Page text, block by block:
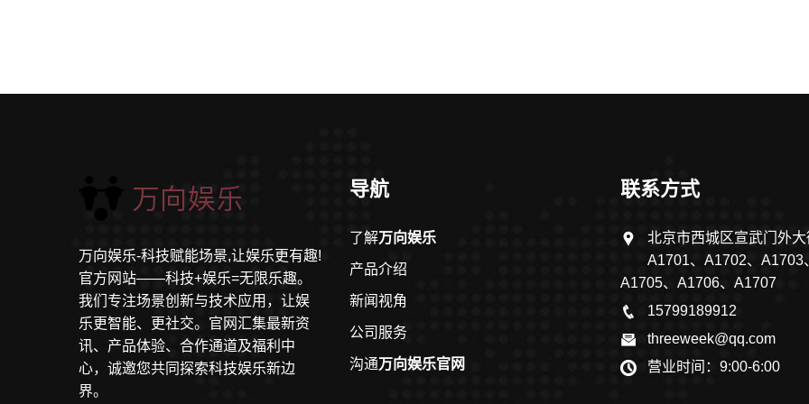
万向娱乐-科技赋能场景,让娱乐更有趣!
官方网站——科技+娱乐=无限乐趣。
我们专注场景创新与技术应用，让娱
乐更智能、更社交。官网汇集最新资
讯、产品体验、合作通道及福利中
心，诚邀您共同探索科技娱乐新边
界。
导航
了解万向娱乐
产品介绍
新闻视角
公司服务
沟通万向娱乐官网
联系方式
北京市西城区宣武门外
A1701、A1702、A1703
A1705、A1706、A1707
15799189912
threeweek@qq.com
营业时间：9:00-6:00